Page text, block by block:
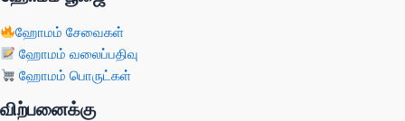
ஹோமம் சேவைகள்
ஹோமம் வலைப்பதிவு
ஹோமம் பொருட்கள்
விற்பனைக்கு